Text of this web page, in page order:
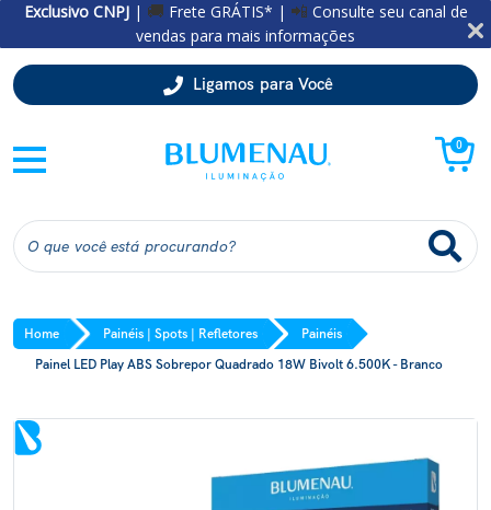
Exclusivo CNPJ | 🚚 Frete GRÁTIS* | 📲 Consulte seu canal de
vendas para mais informações
Ligamos para Você
0
Home Painéis | Spots | Refletores
Painéis
Painel LED Play ABS Sobrepor Quadrado 18W Bivolt 6.500K - Branco